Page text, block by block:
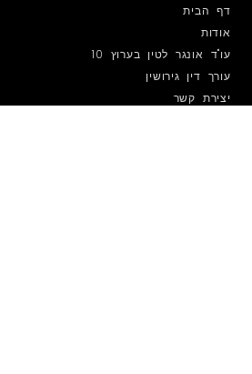
דף הבית
אודות
עו"ד אונגר לטין בערוץ 10
עורך דין גירושין
יצירת קשר